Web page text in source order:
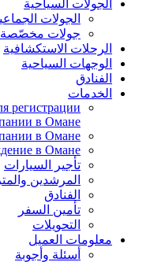
الجولات السياحية
الجولات
جولات
الرحلات الاستكشافية
الوجهات السياحية
الفنادق
الخدمات
регистрации
в Омане
в Омане
в Омане
تأجير السيارات
المرشدين
الفنادق
تأمين السفر
التحويلات
معلومات العميل
أسئلة وأجوبة